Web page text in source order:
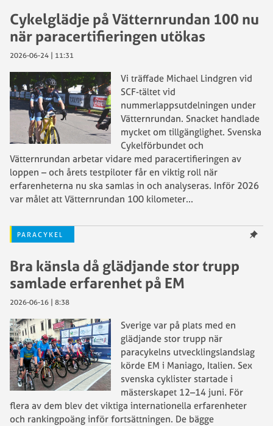
Cykelglädje på Vätternrundan 100 nu
när paracertifieringen utökas
2026-06-24 | 11:31
Vi träffade Michael Lindgren vid
SCF-tältet vid
nummerlappsutdelningen under
Vätternrundan. Snacket handlade
mycket om tillgänglighet. Svenska
Cykelförbundet och
Vätternrundan arbetar vidare med paracertifieringen av
loppen – och årets testpiloter får en viktig roll när
erfarenheterna nu ska samlas in och analyseras. Inför 2026
var målet att Vätternrundan 100 kilometer...
PARACYKEL
Bra känsla då glädjande stor trupp
samlade erfarenhet på EM
2026-06-16 | 8:38
Sverige var på plats med en
glädjande stor trupp när
paracykelns utvecklingslandslag
körde EM i Maniago, Italien. Sex
svenska cyklister startade i
mästerskapet 12–14 juni. För
flera av dem blev det viktiga internationella erfarenheter
och rankingpoäng inför fortsättningen. De bägge